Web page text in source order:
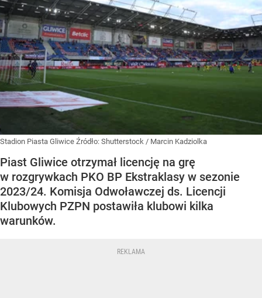
Stadion Piasta Gliwice Źródło: Shutterstock / Marcin Kadziolka
Piast Gliwice otrzymał licencję na grę
w rozgrywkach PKO BP Ekstraklasy w sezonie
2023/24. Komisja Odwoławczej ds. Licencji
Klubowych PZPN postawiła klubowi kilka
warunków.